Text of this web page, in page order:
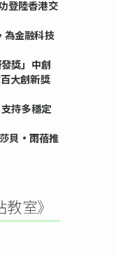
登陸香港交
金融科技
獎」中創
大創新獎
持多穩定
貝•雨蓓推
室》